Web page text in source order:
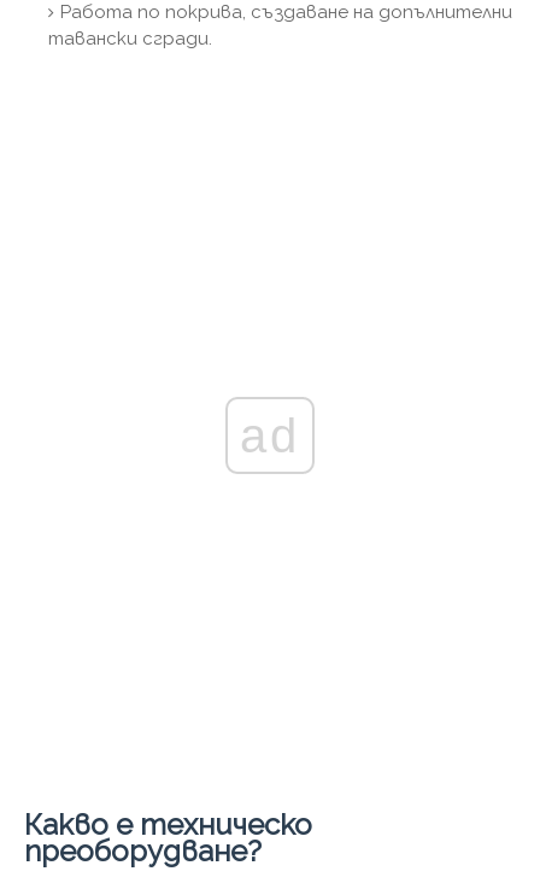
Работа по покрива, създаване на допълнителни
тавански сгради.
ad
Какво е техническо
преоборудване?